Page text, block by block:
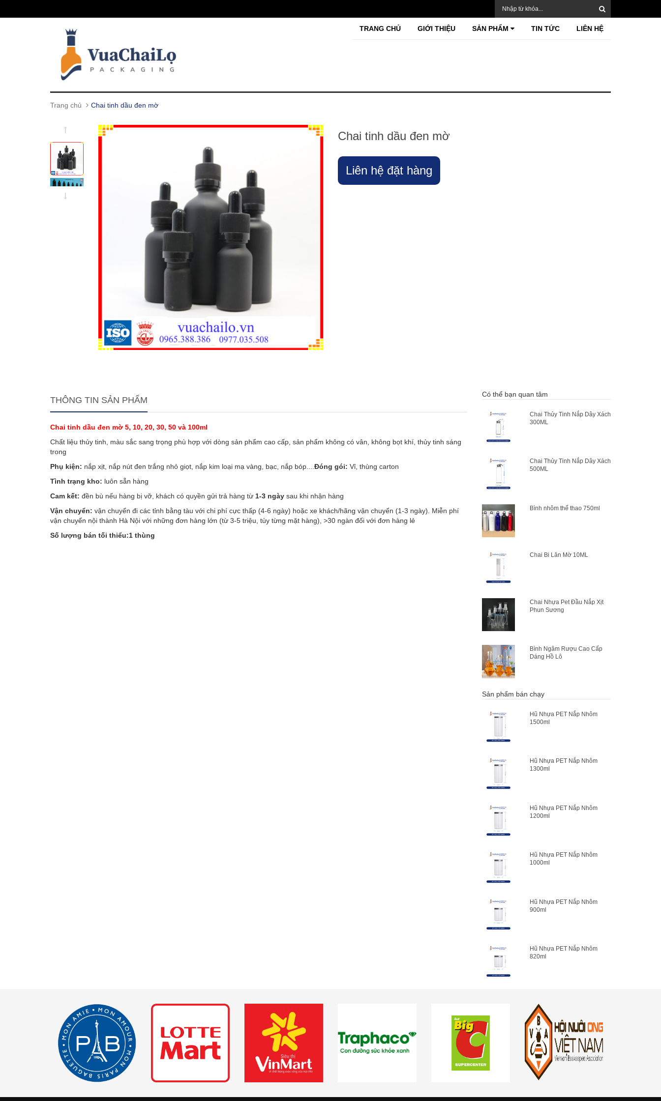
TRANG CHỦ GIỚI THIỆU SẢN PHẨM TIN TỨC LIÊN HỆ
Trang chủ Chai tinh dầu đen mờ
Chai tinh dầu đen mờ
Liên hệ đặt hàng
THÔNG TIN SẢN PHẨM
Chai tinh dầu đen mờ 5, 10, 20, 30, 50 và 100ml
Chất liệu thủy tinh, màu sắc sang trọng phù hợp với dòng sản phẩm cao cấp, sản phẩm không có vân, không bọt khí, thủy tinh sáng
trong
Phụ kiện: nắp xịt, nắp nút đen trắng nhỏ giọt, nắp kim loại mạ vàng, bạc, nắp bóp.... Đóng gói: Vỉ, thùng carton
Tình trạng kho: luôn sẵn hàng
Cam kết: đền bù nếu hàng bị vỡ, khách có quyền gửi trả hàng từ 1-3 ngày sau khi nhận hàng
Vận chuyển: vận chuyển đi các tỉnh bằng tàu với chi phí cực thấp (4-6 ngày) hoặc xe khách/hãng vận chuyển (1-3 ngày). Miễn phí
vận chuyển nội thành Hà Nội với những đơn hàng lớn (từ 3-5 triệu, tùy từng mặt hàng), >30 ngàn đối với đơn hàng lẻ
Số lượng bán tối thiểu:1 thùng
Có thể bạn quan tâm
Chai Thủy Tinh Nắp Dây Xách
300ML
Chai Thủy Tinh Nắp Dây Xách
500ML
Bình nhôm thể thao 750ml
Chai Bi Lăn Mờ 10ML
Chai Nhựa Pet Đầu Nắp Xịt
Phun Sương
Bình Ngâm Rượu Cao Cấp
Dáng Hồ Lô
Sản phẩm bán chạy
Hũ Nhựa PET Nắp Nhôm
1500ml
Hũ Nhựa PET Nắp Nhôm
1300ml
Hũ Nhựa PET Nắp Nhôm
1200ml
Hũ Nhựa PET Nắp Nhôm
1000ml
Hũ Nhựa PET Nắp Nhôm
900ml
Hũ Nhựa PET Nắp Nhôm
820ml